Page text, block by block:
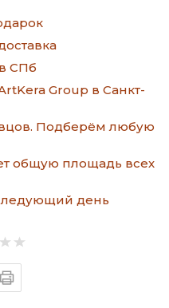
СПб
Group в Санкт-
Подберём любую
общую площадь всех
день